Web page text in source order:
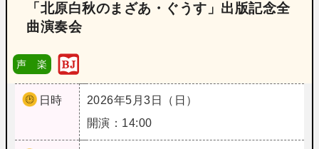
「北原白秋のまざあ・ぐうす」出版記念全
曲演奏会
声 楽
日時
2026年5月3日（日）
開演：14:00